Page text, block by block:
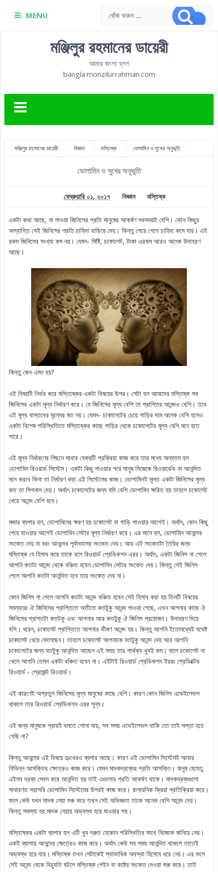
MENU
মঞ্জিলুর রহমানের ডায়েরী
আমার বাংলা ব্লগ
bangla.monzilurrahman.com
মঞ্জিলুর রহমানের ডায়েরী বিজ্ঞান মস্তিষ্ক ডোপামিন ও সুখের অনুভূতি
ডোপামিন ও সুখের অনুভূতি
ফেব্রুয়ারি ০১, ২০১৭ বিজ্ঞান মস্তিষ্ক
একটা কথা আছে, না পাওয়া জিনিসের প্রতি মানুষের আকর্ষণ সবসময়ই বেশি। কোন কিছুর
অপ্রাপ্তি সেই জিনিসের প্রতি চাহিদা বাড়িয়ে দেয়। কিন্তু পেয়ে গেলে চাহিদা কমে যায়। এই
রকম জিনিসের সংখ্যা কম নয়। যেমন- মিষ্টি, চকোলেট, টাকা এরকম আরও অনেক উদাহরণ
আছে।
কিন্তু কেন এমন হয়?
এই বিষয়টি নির্ভর করে মস্তিষ্কের একটা বিষয়ের উপর। সেটা হল আমাদের মস্তিষ্ক সব
জিনিসের একটা মূল্য নির্ধারণ করে। যে জিনিসের মূল্য বেশি তা প্রাপ্তির আনন্দও বেশি। তবে
এই মূল্য বাস্তবের মূল্যের মত নয়। যেমন- চকোলেটের চেয়ে গাড়ির দাম অনেক বেশি হলেও
একটা বিশেষ পরিস্থিতিতে মস্তিষ্কের কাছে গাড়ির থেকে চকোলেটের মূল্য বেশি মনে হতে
পারে।
এই মূল্য নির্ধারণের পিছনে মাথার যেকয়টি প্রক্রিয়া কাজ করে তার মধ্যে অন্যতম হল
ডোপামিন রিওয়ার্ড সিস্টেম। একটা কিছু পাওয়ার পরে মানুষ নিজেকে রিওয়ার্ডেড বা আনন্দিত
মনে করবে কিনা তা নির্ধারণ করা এই সিস্টেমের কাজ। ডোপামিনই মূলত একটা জিনিসের মূল্য
কত তা সিগনাল দেয়। অর্থাৎ চকোলেটের জন্য যদি বেশি ডোপামিন ক্ষরিত হয় তাহলে চকোলেট
খেয়ে আনন্দ বেশি হবে।
মজার ব্যপার হল, ডোপামিনের ক্ষরণ হয় চকোলেট বা গাড়ি পাওয়ার আগেই। অর্থাৎ, কোন কিছু
পেয়ে যাওয়ার আগেই ডোপামিন সেটার মূল্য নির্ধারণ করে। এর মানে হল, ডোপামিন আনন্দের
সংকেত দেয় না বরং আনন্দের পূর্বাভাসের সংকেত দেয়। আর এই সংকেতটা তৈরির জন্য
মস্তিষ্ক যে হিসাব করে তাকে বলে রিওয়ার্ড প্রেডিকশন এরর। অর্থাৎ, একটা জিনিস না পেলে
আপনি কতটা আনন্দ থেকে বঞ্চিত হবেন ডোপামিন সেটার সংকেত দেয়। কিন্তু সেই জিনিস
পেলে আপনি কতটা আনন্দিত হবে তার সংকেত দেয় না।
কোন জিনিস না পেলে আপনি কতটা আনন্দ বঞ্চিত হবেন সেই হিসাব করা হয় তিনটি বিষয়ের
সমন্বয়েঃ ঐ জিনিসের প্রাপ্তিতে অতীতে কতটুকু আনন্দ পাওয়া গেছে, এখন আপনার কাছে ঐ
জিনিসের প্রাপ্তটা কতটকু এবং আপনার আর কতটুকু ঐ জিনিস প্রয়োজন। উদাহরণ দিয়ে
বলি। ধরেন, চকোলেট প্রাপ্তিতে আপনার ভীষণ আনন্দ হয়। কিন্তু আপনি ইতোমধ্যেই যথেষ্ট
চকোলেট খেয়ে ফেলেছেন। তাহলে চকোলেট আপনাকে যতটুকু আনন্দ দেয় আর আপনি
চকোলেটের জন্য যতটুকু আনন্দিত আছেন এই সময় তার পার্থক্য খুবই কম। ফলে চকোলেট না
খেলে আপনি তেমন একটা বঞ্চিত হবেন না। এইটাই রিওয়ার্ড প্রেডিকশন ইররঃ প্রেডিক্টেড
রিওয়ার্ড - প্রেজেন্ট রিওয়ার্ড।
এই কারণেই অপ্রতুল জিনিসের মূল্য মানুষের কাছে বেশি। কারণ কোন জিনিস এভেইলেভল
থাকলে তার রিওয়ার্ড প্রেডিকশন এরর শূন্য।
এই জন্য মানুষকে প্রায়ই বলতে শোনা যায়, সব সময় এভেইলেভল থাকি তো তাই সস্তা হয়ে
গেছি না?
কিন্তু আনন্দের এই বিষয়ে দুঃখেরও ব্যপার আছে। কারণ এই ডোপামিন সিস্টেমই আবার
বিভিন্ন আসক্তির ক্ষেত্রেও কাজ করে। যেমন মাদকদ্রব্যের প্রতি আসক্তি। মানুষ যেহেতু
এইসব দ্রব্য সেবন করে আনন্দিত হয় তাই এগুলোর প্রতি আকর্ষণ থাকে। মাদকদ্রব্যগুলো
সাধারণত সরাসরি ডোপামিন সিস্টেমের উপরই কাজ করে। রাসায়নিক ক্রিয়া প্রতিক্রিয়া করে।
ফলে কেউ যখন মাদক নেয়া শুরু করে তখন সেই অভিজ্ঞতা তাকে অনেক বেশি আনন্দ দেয়।
কিন্তু সমস্যা হয় মাদক নেয়ায় অভ্যস্থ হয়ে যাওয়ার পর।
মস্তিষ্কের একটা ব্যপার হল এটি খুব দ্রুত যেকোন পরিস্থিতির সাথে নিজেকে মানিয়ে নেয়।
একই ব্যাপার আনন্দের ক্ষেত্রেও কাজ করে। অর্থাৎ কেউ সব সময় আনন্দিত থাকলে তাতেই
অভ্যস্থ হয়ে যায়। মস্তিষ্ক তখন সেটাকেই স্বাভাবিক অবস্থা হিসেবে ধরে নেয়। এর ফলে
সেই আনন্দ থেকে বিচ্যুতি ঘটলে মস্তিষ্ক পেইন বা কষ্টের সংকেত দেওয়া শুরু করে। তাই